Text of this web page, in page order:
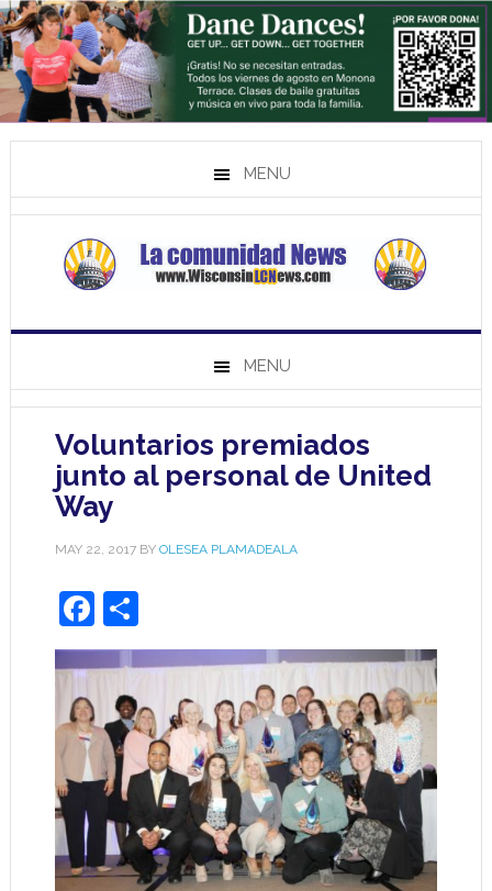
MENU
MENU
Voluntarios premiados
junto al personal de United
Way
MAY 22, 2017BY OLESEA PLAMADEALA
Facebook
Share